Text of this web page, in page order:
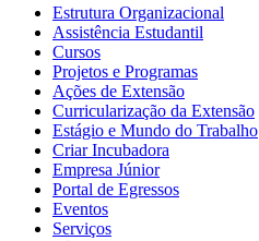
Estrutura Organizacional
Assistência Estudantil
Cursos
Projetos e Programas
Ações de Extensão
Curricularização da Extensão
Estágio e Mundo do Trabalho
Criar Incubadora
Empresa Júnior
Portal de Egressos
Eventos
Serviços